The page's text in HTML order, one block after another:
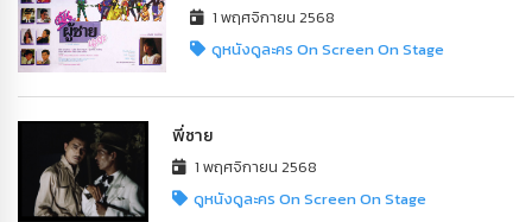
1 พฤศจิกายน 2568
ดูหนังดูละคร On Screen On Stage
พี่ชาย
1 พฤศจิกายน 2568
ดูหนังดูละคร On Screen On Stage